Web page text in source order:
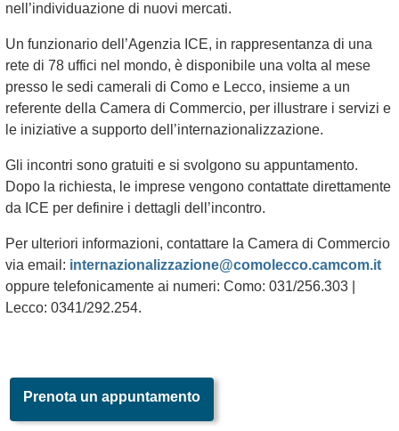
nell’individuazione di nuovi mercati.
Un funzionario dell’Agenzia ICE, in rappresentanza di una
rete di 78 uffici nel mondo, è disponibile una volta al mese
presso le sedi camerali di Como e Lecco, insieme a un
referente della Camera di Commercio, per illustrare i servizi e
le iniziative a supporto dell’internazionalizzazione.
Gli incontri sono gratuiti e si svolgono su appuntamento.
Dopo la richiesta, le imprese vengono contattate direttamente
da ICE per definire i dettagli dell’incontro.
Per ulteriori informazioni, contattare la Camera di Commercio
via email: internazionalizzazione@comolecco.camcom.it
oppure telefonicamente ai numeri: Como: 031/256.303 |
Lecco: 0341/292.254.
Prenota un appuntamento